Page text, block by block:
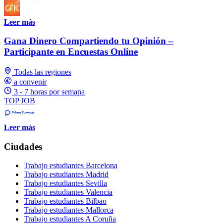
Leer más
Gana Dinero Compartiendo tu Opinión –
Participante en Encuestas Online
Todas las regiones
a convenir
3 - 7 horas por semana
TOP JOB
Leer más
Ciudades
Trabajo estudiantes Barcelona
Trabajo estudiantes Madrid
Trabajo estudiantes Sevilla
Trabajo estudiantes Valencia
Trabajo estudiantes Bilbao
Trabajo estudiantes Mallorca
Trabajo estudiantes A Coruña